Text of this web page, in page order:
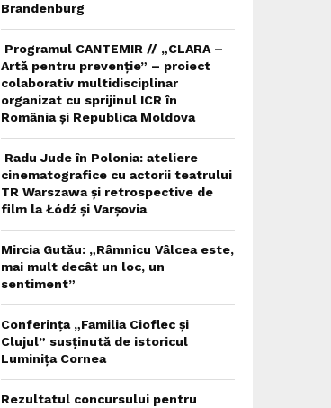
Brandenburg
Programul CANTEMIR // „CLARA –
Artă pentru prevenție” – proiect
colaborativ multidisciplinar
organizat cu sprijinul ICR în
România și Republica Moldova
Radu Jude în Polonia: ateliere
cinematografice cu actorii teatrului
TR Warszawa și retrospective de
film la Łódź și Varșovia
Mircia Gutău: „Râmnicu Vâlcea este,
mai mult decât un loc, un
sentiment”
Conferința „Familia Cioflec și
Clujul” susținută de istoricul
Luminița Cornea
Rezultatul concursului pentru